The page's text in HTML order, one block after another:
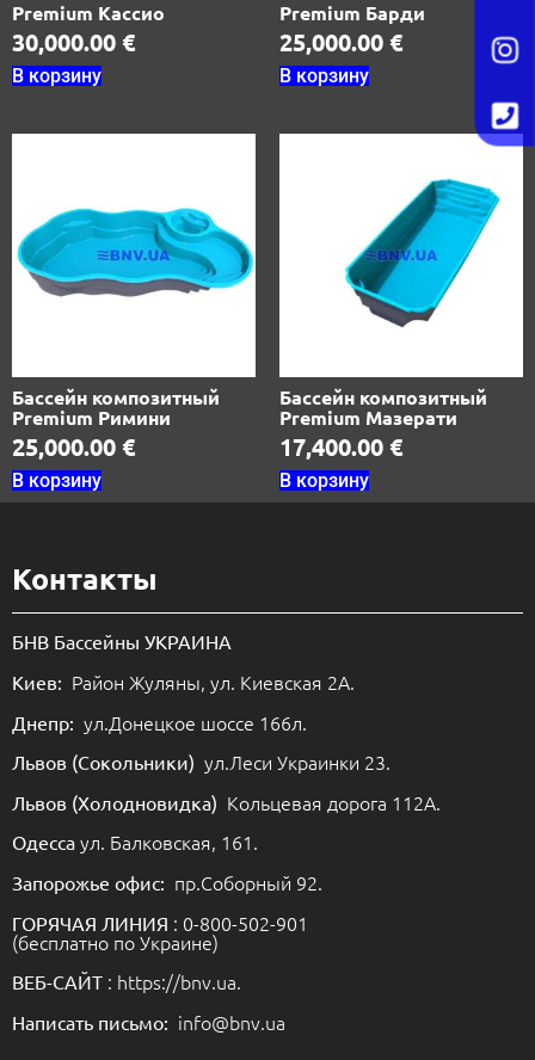
Premium Кассио
30,000.00 €
В корзину
Premium Барди
25,000.00 €
В корзину
Бассейн композитный
Premium Римини
25,000.00 €
В корзину
Бассейн композитный
Premium Мазерати
17,400.00 €
В корзину
Контакты
БНВ Бассейны УКРАИНА
Киев: Район Жуляны, ул. Киевская 2А.
Днепр: ул.Донецкое шоссе 166л.
Львов (Сокольники) ул.Леси Украинки 23.
Львов (Холодновидка) Кольцевая дорога 112А.
Одесса ул. Балковская, 161.
Запорожье офис: пр.Соборный 92.
ГОРЯЧАЯ ЛИНИЯ : 0-800-502-901
(бесплатно по Украине)
ВЕБ-САЙТ : https://bnv.ua.
Написать письмо: info@bnv.ua